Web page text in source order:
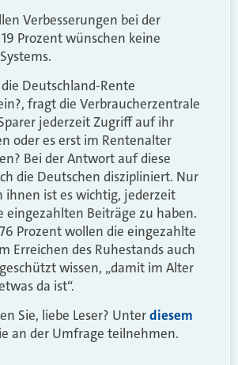
Verbesserungen bei der
Prozent wünschen keine
Deutschland-Rente
fragt die Verbraucherzentrale
jederzeit Zugriff auf ihr
oder es erst im Rentenalter
Bei der Antwort auf diese
die Deutschen diszipliniert. Nur
ihnen ist es wichtig, jederzeit
eingezahlten Beiträge zu haben.
Prozent wollen die eingezahlte
Erreichen des Ruhestands auch
wissen, „damit im Alter
da ist“.
Sie, liebe Leser? Unterdiesem
an der Umfrage teilnehmen.